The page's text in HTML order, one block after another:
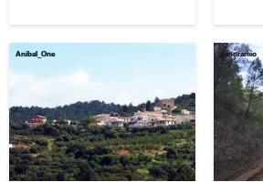
Anibal_One panoramio